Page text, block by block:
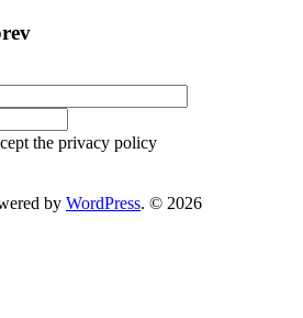
the privacy policy
by WordPress. © 2026